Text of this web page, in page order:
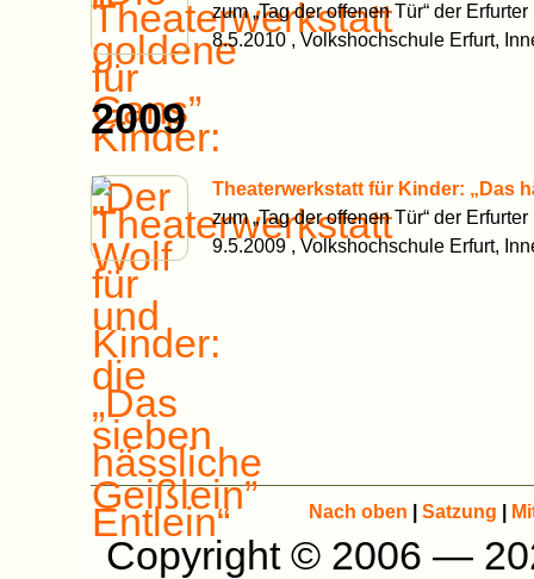
zum „Tag der offenen Tür“ der
8.5.2010 , Volkshochschule Erfurt,
2009
Theaterwerkstatt für Kinder: „Das
zum „Tag der offenen Tür“ der
9.5.2009 , Volkshochschule Erfurt,
Nach oben |Satzung
Copyright © 2006 —